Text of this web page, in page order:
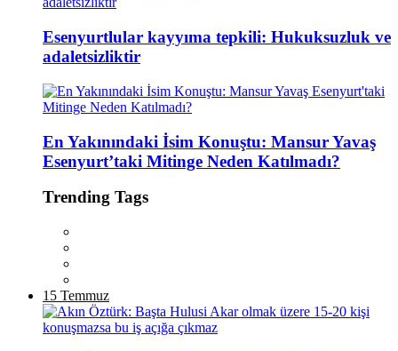
Esenyurtlular kayyıma tepkili: Hukuksuzluk ve
adaletsizliktir
En Yakınındaki İsim Konuştu: Mansur Yavaş
Esenyurt’taki Mitinge Neden Katılmadı?
Trending Tags
15 Temmuz